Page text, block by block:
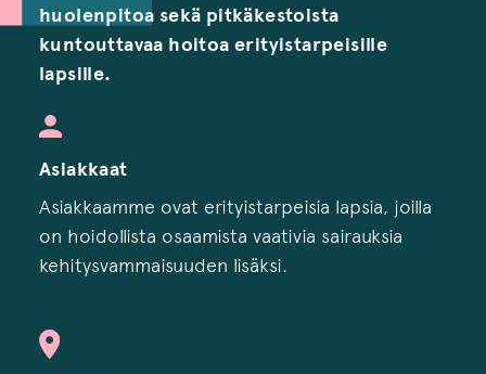
huolenpitoa sekä pitkäkestoista
kuntouttavaa hoitoa erityistarpeisille
lapsille.
Asiakkaat
Asiakkaamme ovat erityistarpeisia lapsia, joilla
on hoidollista osaamista vaativia sairauksia
kehitysvammaisuuden lisäksi.